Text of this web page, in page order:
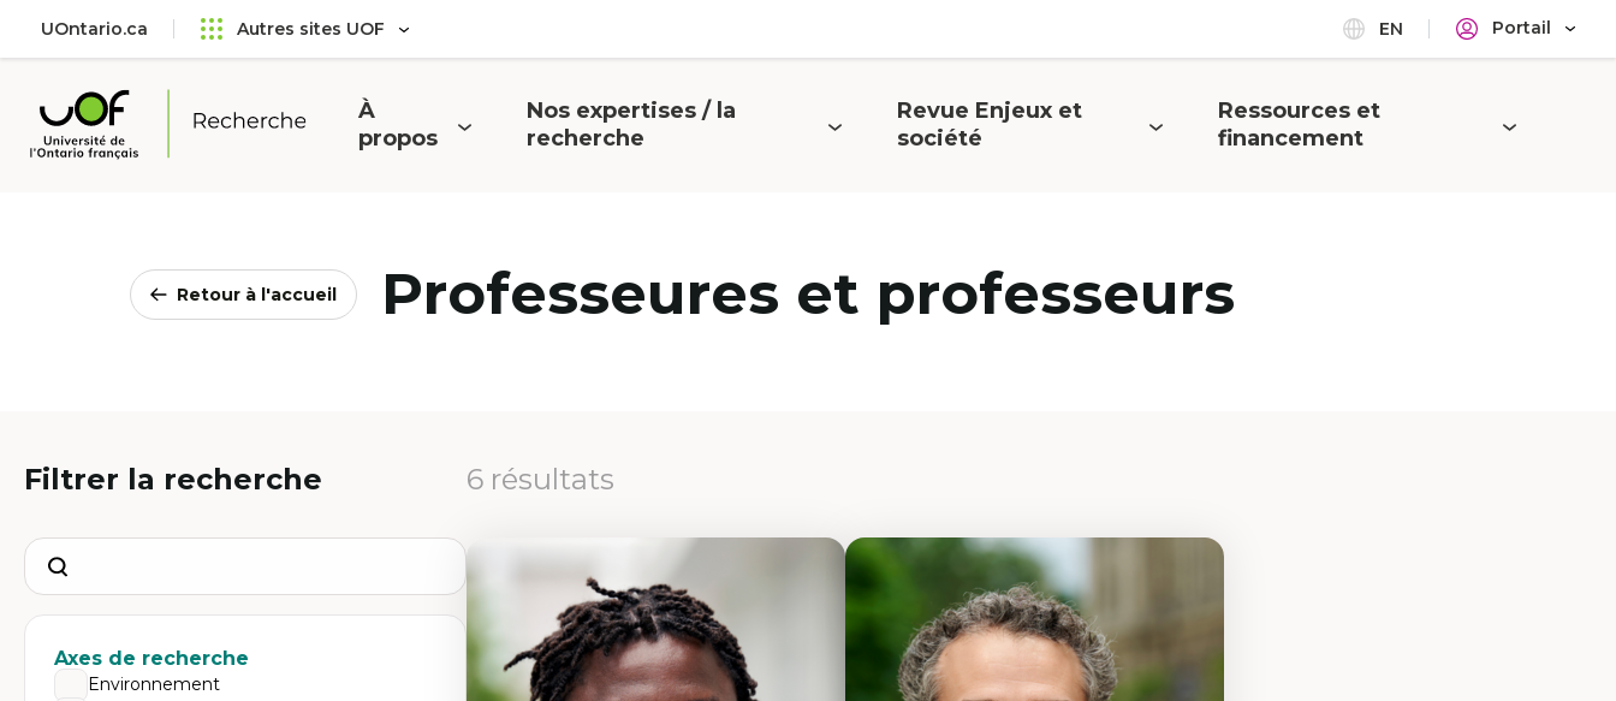
principal
UOntario.ca Autres sites UOF EN Portail
Université
Ouvrir
À
propos
Ouvrir
Nos expertises / la
recherche
Ouvrir
Revue Enjeux et
société
Ouvrir
Ressources et
financement
Retour à l'accueil Professeures et professeurs
Filtrer la recherche
Search
Axes de recherche
Environnement
6 résultats